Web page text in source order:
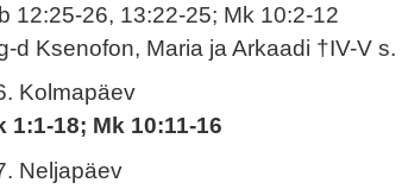
12:25-26, 13:22-25; Mk 10:2-12
d Ksenofon, Maria ja Arkaadi †IV-V s.
Kolmapäev
1:1-18; Mk 10:11-16
Neljapäev